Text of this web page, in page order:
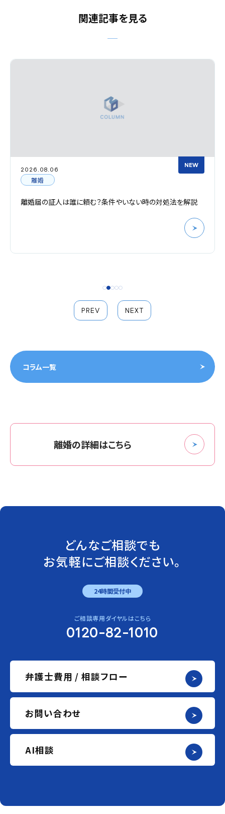
関連記事を見る
2026.08.06
NEW
離婚
離婚届の証人は誰に頼む？条件やいない時の対処法を解説
PREV NEXT
コラム一覧
離婚の詳細はこちら
どんなご相談でも
お気軽にご相談ください。
24時間受付中
ご相談専用ダイヤルはこちら
0120-82-1010
弁護士費用 / 相談フロー
お問い合わせ
AI相談